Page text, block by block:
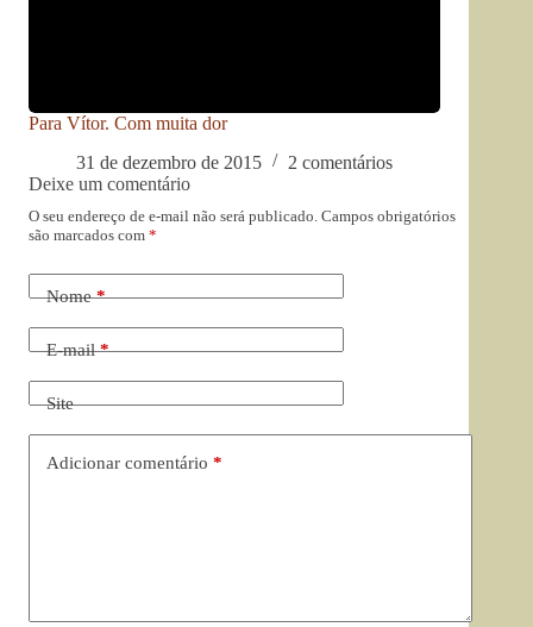
Para Vítor. Com muita dor
31 de dezembro de 2015
2 comentários
Deixe um comentário
O seu endereço de e-mail não será publicado. Campos obrigatórios
são marcados com *
Nome*
E-mail*
Site
Adicionar comentário *